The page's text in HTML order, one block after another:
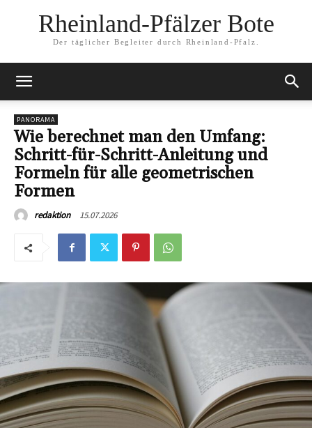
Rheinland-Pfälzer Bote
Der täglicher Begleiter durch Rheinland-Pfalz.
PANORAMA
Wie berechnet man den Umfang:
Schritt-für-Schritt-Anleitung und
Formeln für alle geometrischen
Formen
redaktion 15.07.2026